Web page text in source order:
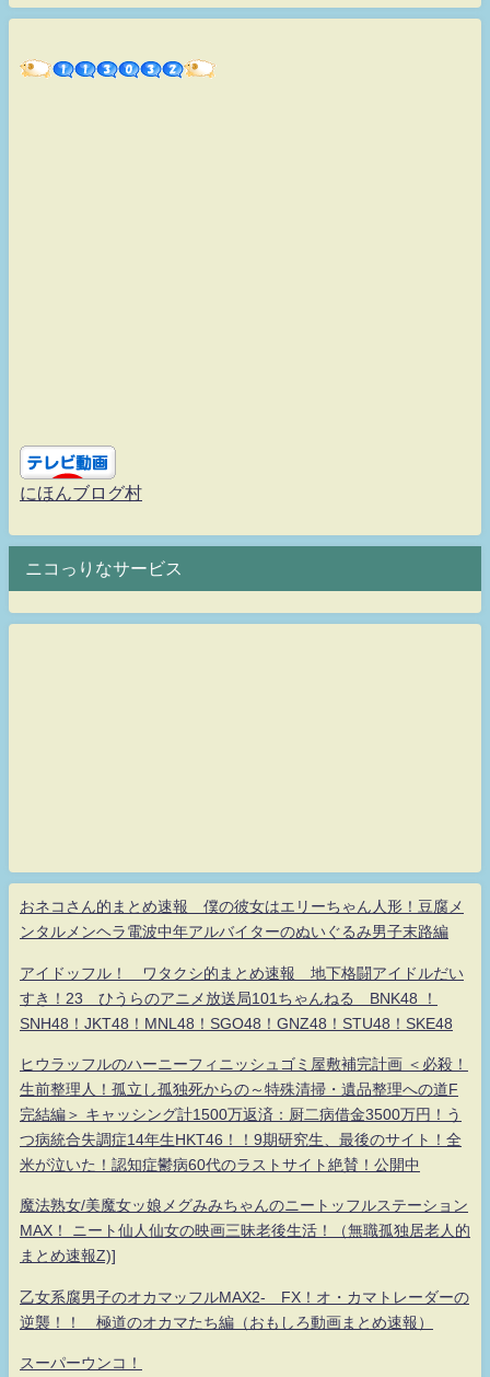
にほんブログ村
ニコっりなサービス
おネコさん的まとめ速報 僕の彼女はエリーちゃん人形！豆腐メ
ンタルメンヘラ電波中年アルバイターのぬいぐるみ男子末路編
アイドッフル！ ワタクシ的まとめ速報 地下格闘アイドルだい
すき！23 ひうらのアニメ放送局101ちゃんねる BNK48 ！
SNH48！JKT48！MNL48！SGO48！GNZ48！STU48！SKE48
ヒウラッフルのハーニーフィニッシュゴミ屋敷補完計画 ＜必殺！
生前整理人！孤立し孤独死からの～特殊清掃・遺品整理への道F
完結編＞ キャッシング計1500万返済：厨二病借金3500万円！う
つ病統合失調症14年生HKT46！！9期研究生、最後のサイト！全
米が泣いた！認知症鬱病60代のラストサイト絶賛！公開中
魔法熟女/美魔女ッ娘メグみみちゃんのニートッフルステーション
MAX！ ニート仙人仙女の映画三昧老後生活！（無職孤独居老人的
まとめ速報Z)]
乙女系腐男子のオカマッフルMAX2- FX！オ・カマトレーダーの
逆襲！！ 極道のオカマたち編（おもしろ動画まとめ速報）
スーパーウンコ！